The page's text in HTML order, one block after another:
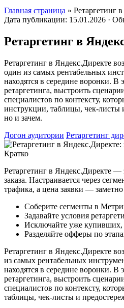
Главная страница » Ретаргетинг
Дата публикации: 15.01.2026 ·
Ретаргетинг в
Ретаргетинг в Яндекс.Директе
один из самых рентабельных
находятся в середине воронки. В
ретаргетинга, выстроить
специалистов по контексту,
инструкции, таблицы, чек-листы
но и зачем.
Догон аудитории Ретаргетинг
Кратко
Ретаргетинг в Яндекс.Директе —
заказа. Настраивается через
трафика, а цена заявки —
Соберите сегменты в
Задавайте условия
Исключайте уже купивших,
Разделяйте офферы по
Ретаргетинг в Яндекс.Директе
из самых рентабельных
находятся в середине воронки. В
ретаргетинга, выстроить
специалистов по контексту,
таблицы, чек-листы и